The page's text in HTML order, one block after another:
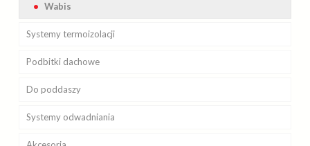
Wabis
Systemy termoizolacji
Isover
Ursa
Rockwool
Podbitki dachowe
Galeco
Cellfast
Do poddaszy
Okna
Systemy odwadniania